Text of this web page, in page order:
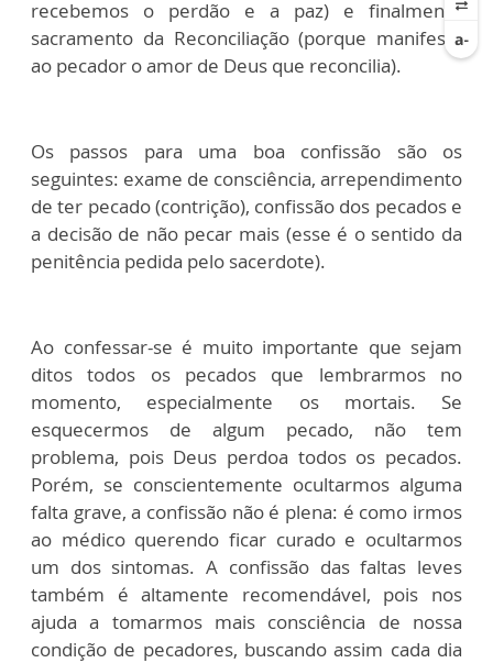
recebemos o perdão e a paz) e finalmente
sacramento da Reconciliação (porque manifesta
ao pecador o amor de Deus que reconcilia).
Os passos para uma boa confissão são os
seguintes: exame de consciência, arrependimento
de ter pecado (contrição), confissão dos pecados e
a decisão de não pecar mais (esse é o sentido da
penitência pedida pelo sacerdote).
Ao confessar-se é muito importante que sejam
ditos todos os pecados que lembrarmos no
momento, especialmente os mortais. Se
esquecermos de algum pecado, não tem
problema, pois Deus perdoa todos os pecados.
Porém, se conscientemente ocultarmos alguma
falta grave, a confissão não é plena: é como irmos
ao médico querendo ficar curado e ocultarmos
um dos sintomas. A confissão das faltas leves
também é altamente recomendável, pois nos
ajuda a tomarmos mais consciência de nossa
condição de pecadores, buscando assim cada dia